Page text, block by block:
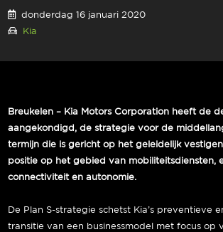
donderdag 16 januari 2020
Kia
Breukelen – Kia Motors Corporation heeft de
aangekondigd, de strategie voor de
termijn die is gericht op het geleidelijk
positie op het gebied van mobiliteitsdiensten,
connectiviteit en autonomie.
De Plan S-strategie schetst Kia’s preventieve
transitie van een businessmodel met focus op